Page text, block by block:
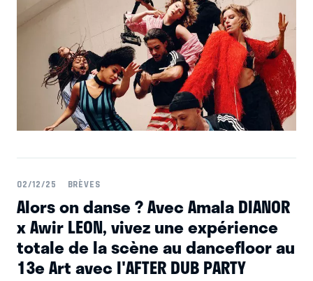
02/12/25 BRÈVES
Alors on danse ? Avec Amala DIANOR
x Awir LEON, vivez une expérience
totale de la scène au dancefloor au
13e Art avec l'AFTER DUB PARTY